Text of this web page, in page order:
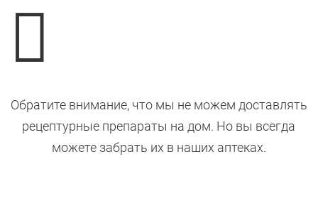

Обратите внимание, что мы не можем доставлять
рецептурные препараты на дом. Но вы всегда
можете забрать их в наших аптеках.